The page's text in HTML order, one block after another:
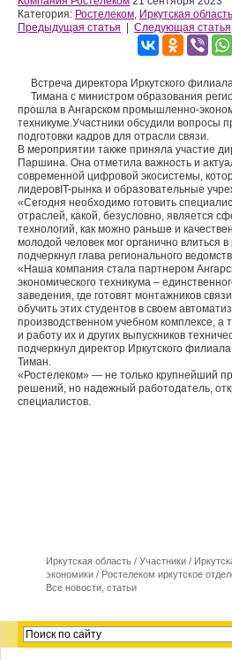
Категория: Ростелеком, Иркутская
Предыдущая статья
Следующая статья
Встреча директора Иркутского
Тимана с министром образования
прошла в Ангарском промышленно-
техникуме.Участники обсудили вопросы
подготовки кадров для отрасли связи.
В мероприятии также приняла участие
Паршина. Она отметила важность и
современной цифровой экосистемы,
лидеровIT-рынка и образовательные
«Сегодня необходимо готовить
отраслей, какой, безусловно, является
технологий, как можно раньше и
молодой человек мог органично влиться
подчеркнул глава регионального
«Наша компания стала партнером
экономического техникума –
заведения, где готовят монтажников
обучить этих студентов в своем
производственном учебном комплексе, а
и работу их и других выпускников
подчеркнул директор Иркутского
Тиман.
«Ростелеком» — не только крупнейший
решений, но надежный работодатель,
специалистов.
Иркутская область / Участники /
экономики / Ростелеком иркутское
Все новости, статьи